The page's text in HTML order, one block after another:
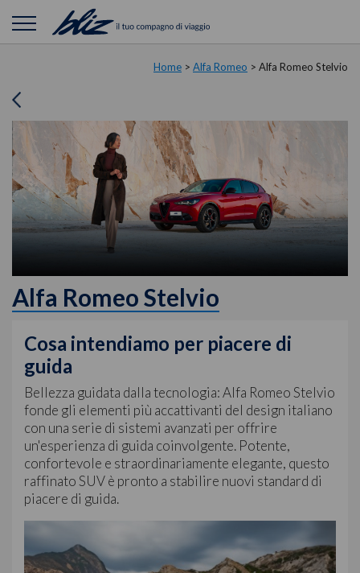
Home > Alfa Romeo > Alfa Romeo Stelvio
Alfa Romeo Stelvio
Cosa intendiamo per piacere di
guida
Bellezza guidata dalla tecnologia: Alfa Romeo Stelvio
fonde gli elementi più accattivanti del design italiano
con una serie di sistemi avanzati per offrire
un'esperienza di guida coinvolgente. Potente,
confortevole e straordinariamente elegante, questo
raffinato SUV è pronto a stabilire nuovi standard di
piacere di guida.